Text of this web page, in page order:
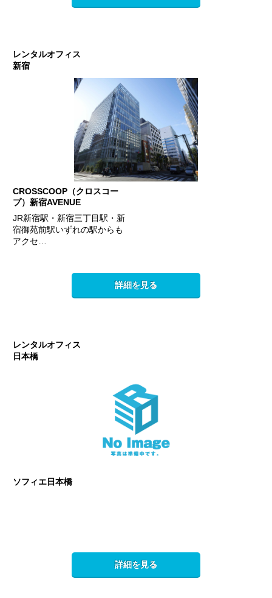
レンタルオフィス
新宿
CROSSCOOP（クロスコー
プ）新宿AVENUE
JR新宿駅・新宿三丁目駅・新
宿御苑前駅いずれの駅からも
アクセ…
詳細を見る
レンタルオフィス
日本橋
ソフィエ日本橋
詳細を見る